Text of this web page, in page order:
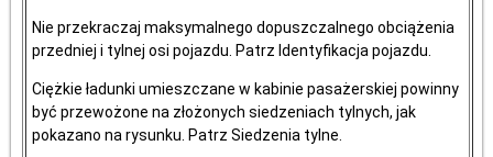
Nie przekraczaj maksymalnego dopuszczalnego obciążenia
przedniej i tylnej osi pojazdu. Patrz Identyfikacja pojazdu.
Ciężkie ładunki umieszczane w kabinie pasażerskiej powinny
być przewożone na złożonych siedzeniach tylnych, jak
pokazano na rysunku. Patrz Siedzenia tylne.